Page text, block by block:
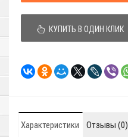
КУПИТЬ В ОДИН КЛИК
Характеристики Отзывы (0)